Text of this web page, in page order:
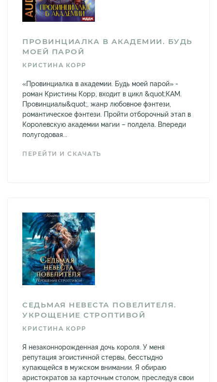
ПРОВИНЦИАЛКА В АКАДЕМИИ. БУДЬ
МОЕЙ ПАРОЙ
КРИСТИНА КОРР
«Провинциалка в академии. Будь моей парой» -
роман Кристины Корр, входит в цикл &quot;КАМ.
Провинциалы&quot;, жанр любовное фэнтези,
романтическое фэнтези. Пройти отборочный этап в
Королевскую академии магии – полдела. Впереди
полугодовая...
ПЕРЕЙТИ И СКАЧАТЬ
СЕДЬМАЯ НЕВЕСТА ПОВЕЛИТЕЛЯ.
УКРОЩЕНИЕ СТРОПТИВОЙ
КРИСТИНА КОРР
Я незаконнорожденная дочь короля. У меня
репутация эгоистичной стервы, бесстыдно
купающейся в мужском внимании. Я обираю
аристократов за карточным столом, преследуя свои